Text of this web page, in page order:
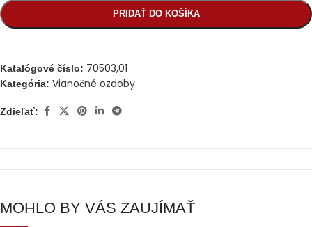
PRIDAŤ DO KOŠÍKA
Katalógové číslo: 70503,01
Kategória: Vianočné ozdoby
Zdieľať:
MOHLO BY VÁS ZAUJÍMAŤ